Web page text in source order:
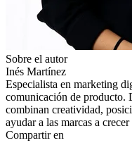
Sobre el autor
Inés Martínez
Especialista en marketing
comunicación de producto.
combinan creatividad,
ayudar a las marcas a
Compartir en